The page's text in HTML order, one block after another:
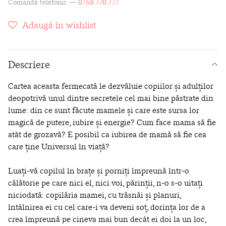
Adaugă în wishlist
Descriere
Cartea aceasta fermecată le dezvăluie copiilor și adulților
deopotrivă unul dintre secretele cel mai bine păstrate din
lume: din ce sunt făcute mamele și care este sursa lor
magică de putere, iubire și energie? Cum face mama să fie
atât de grozavă? E posibil ca iubirea de mamă să fie cea
care ține Universul în viață?
Luați-vă copilul în brațe și porniți împreună într-o
călătorie pe care nici el, nici voi, părinții, n-o s-o uitați
niciodată: copilăria mamei, cu trăsnăi și planuri,
întâlnirea ei cu cel care-i va deveni soț, dorința lor de a
crea împreună pe cineva mai bun decât ei doi la un loc,